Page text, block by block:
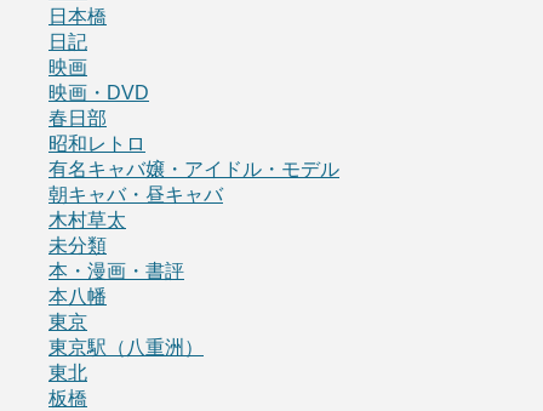
日本橋
日記
映画
映画・DVD
春日部
昭和レトロ
有名キャバ嬢・アイドル・モデル
朝キャバ・昼キャバ
木村草太
未分類
本・漫画・書評
本八幡
東京
東京駅（八重洲）
東北
板橋